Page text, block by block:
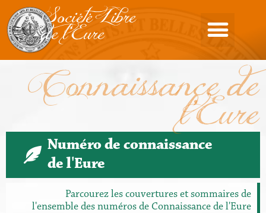
Société Libre
de l'Eure
Connaissance de
l'Eure
Numéro de connaissance
de l'Eure
Parcourez les couvertures et sommaires de
l'ensemble des numéros de Connaissance de l'Eure